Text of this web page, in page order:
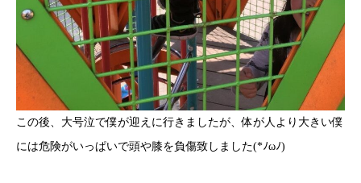
この後、大号泣で僕が迎えに行きましたが、体が人より大きい僕
には危険がいっぱいで頭や膝を負傷致しました(*ﾉωﾉ)